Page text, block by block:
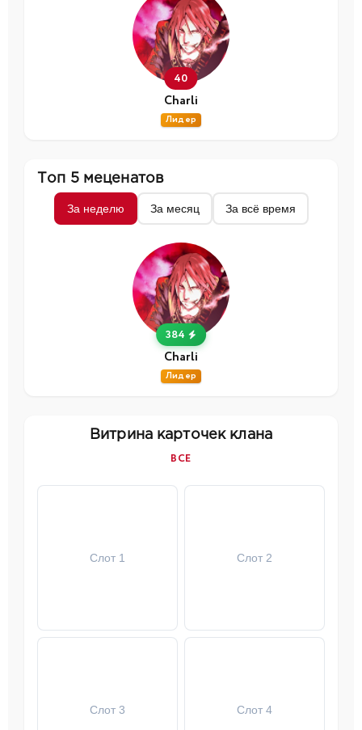
40
Charli
Лидер
Топ 5 меценатов
За неделю За месяц За всё время
384
Charli
Лидер
Витрина карточек клана
ВСЕ
Слот 1 Слот 2
Слот 3 Слот 4